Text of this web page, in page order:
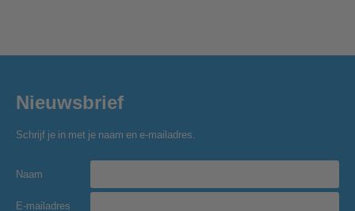
Nieuwsbrief
Schrijf je in met je naam en e-mailadres.
Naam
E-mailadres